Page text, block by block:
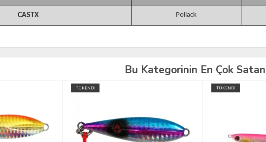
CASTX Pollack
Bu Kategorinin En Çok
TÜKENDİ TÜKENDİ